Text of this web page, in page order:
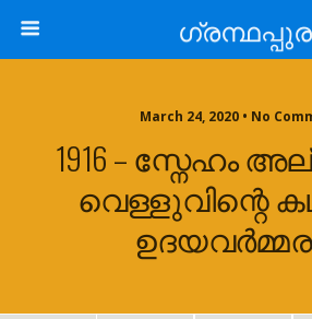
ഗ്രന്ഥപ്പുര
March 24, 2020 • No
1916 – സ്നേഹം
വെള്ളുവിന്റെ